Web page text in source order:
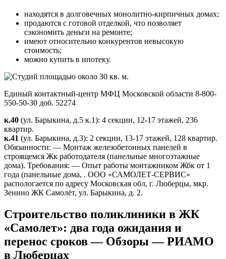
находятся в долговечных монолитно-кирпичных домах;
продаются с готовой отделкой, что позволяет
сэкономить деньги на ремонте;
имеют относительно конкурентов невысокую
стоимость;
можно купить в ипотеку.
Единый контактный-центр МФЦ Московской области 8-800-
550-50-30 доб. 52274
к.40 (ул. Барыкина, д.5 к.1): 4 секции, 12-17 этажей, 236
квартир.
к.41 (ул. Барыкина, д.3): 2 секции, 13-17 этажей, 128 квартир.
Обязанности: — Монтаж железобетонных панелей в
строящемся Жк работодателя (панельные многоэтажные
дома). Требования: — Опыт работы монтажником Жбк от 1
года (панельные дома, . ООО «САМОЛЕТ-СЕРВИС»
распологается по адресу Московская обл, г. Люберцы, мкр.
Зенино ЖК Самолёт, ул. Барыкина, д. 2.
Строительство поликлиники в ЖК
«Самолет»: два года ожидания и
перенос сроков — Обзоры — РИАМО
в Люберцах